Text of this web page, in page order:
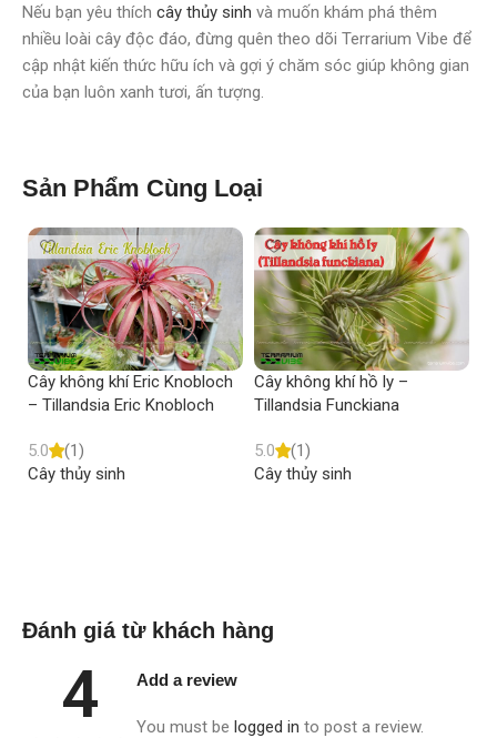
Nếu bạn yêu thích cây thủy sinh và muốn khám phá thêm
nhiều loài cây độc đáo, đừng quên theo dõi Terrarium Vibe để
cập nhật kiến thức hữu ích và gợi ý chăm sóc giúp không gian
của bạn luôn xanh tươi, ấn tượng.
Sản Phẩm Cùng Loại
Cây không khí Eric Knobloch
– Tillandsia Eric Knobloch
5.0
(1)
Cây thủy sinh
Cây không khí hồ ly –
Tillandsia Funckiana
5.0
(1)
Cây thủy sinh
Đánh giá từ khách hàng
4 Add a review
You must be logged in to post a review.